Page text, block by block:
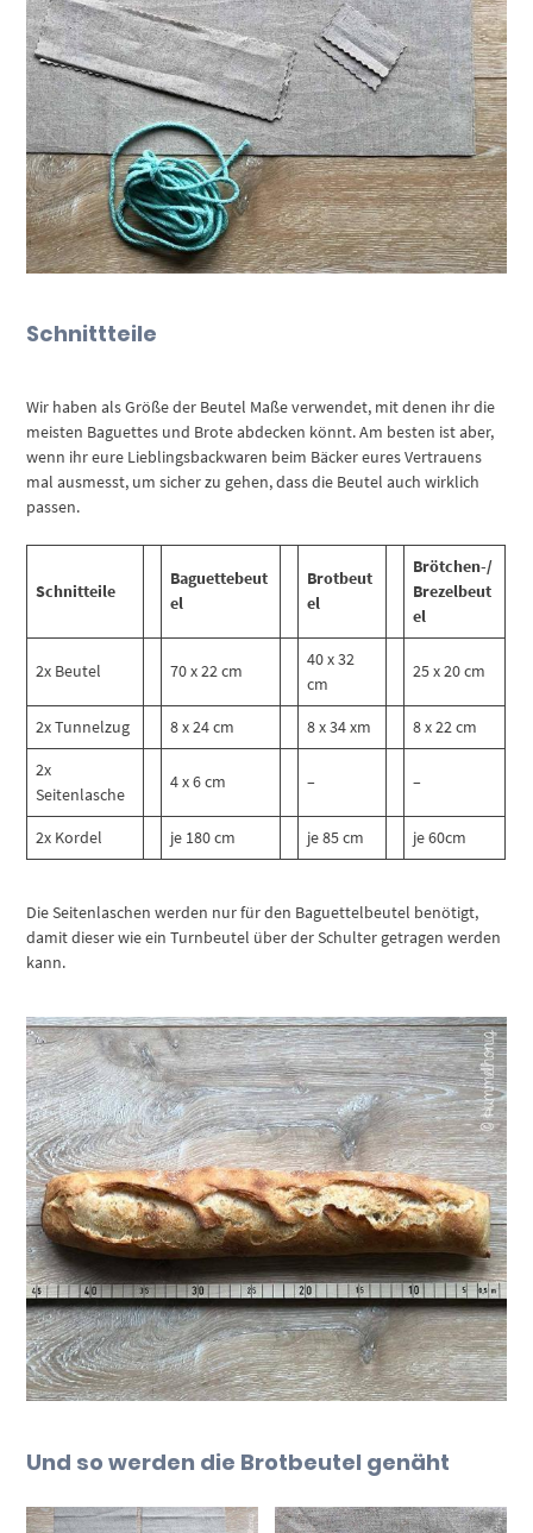
Schnittteile
Wir haben als Größe der Beutel Maße verwendet, mit denen ihr die
meisten Baguettes und Brote abdecken könnt. Am besten ist aber,
wenn ihr eure Lieblingsbackwaren beim Bäcker eures Vertrauens
mal ausmesst, um sicher zu gehen, dass die Beutel auch wirklich
passen.
Schnitteile
Baguettebeut
el
Brotbeut
el
Brötchen-/
Brezelbeut
el
2x Beutel 70 x 22 cm
40 x 32
cm
25 x 20 cm
2x Tunnelzug 8 x 24 cm 8 x 34 xm
8 x 22 cm
2x
Seitenlasche
4 x 6 cm – –
2x Kordel je 180 cm je 85 cm je 60cm
Die Seitenlaschen werden nur für den Baguettelbeutel benötigt,
damit dieser wie ein Turnbeutel über der Schulter getragen werden
kann.
Und so werden die Brotbeutel genäht